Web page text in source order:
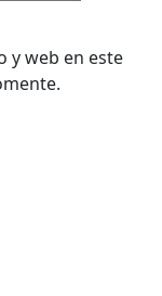
y web en este